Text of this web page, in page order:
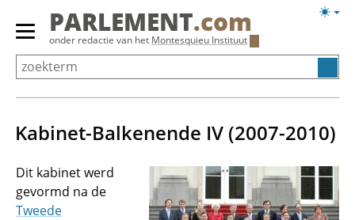
Overslaan
Primair
menu
tonen/verbergen
PARLEMENT.com
onder redactie van het Montesquieu Instituut
Kabinet-Balkenende IV (2007-2010)
Dit kabinet werd
gevormd na de
Tweede